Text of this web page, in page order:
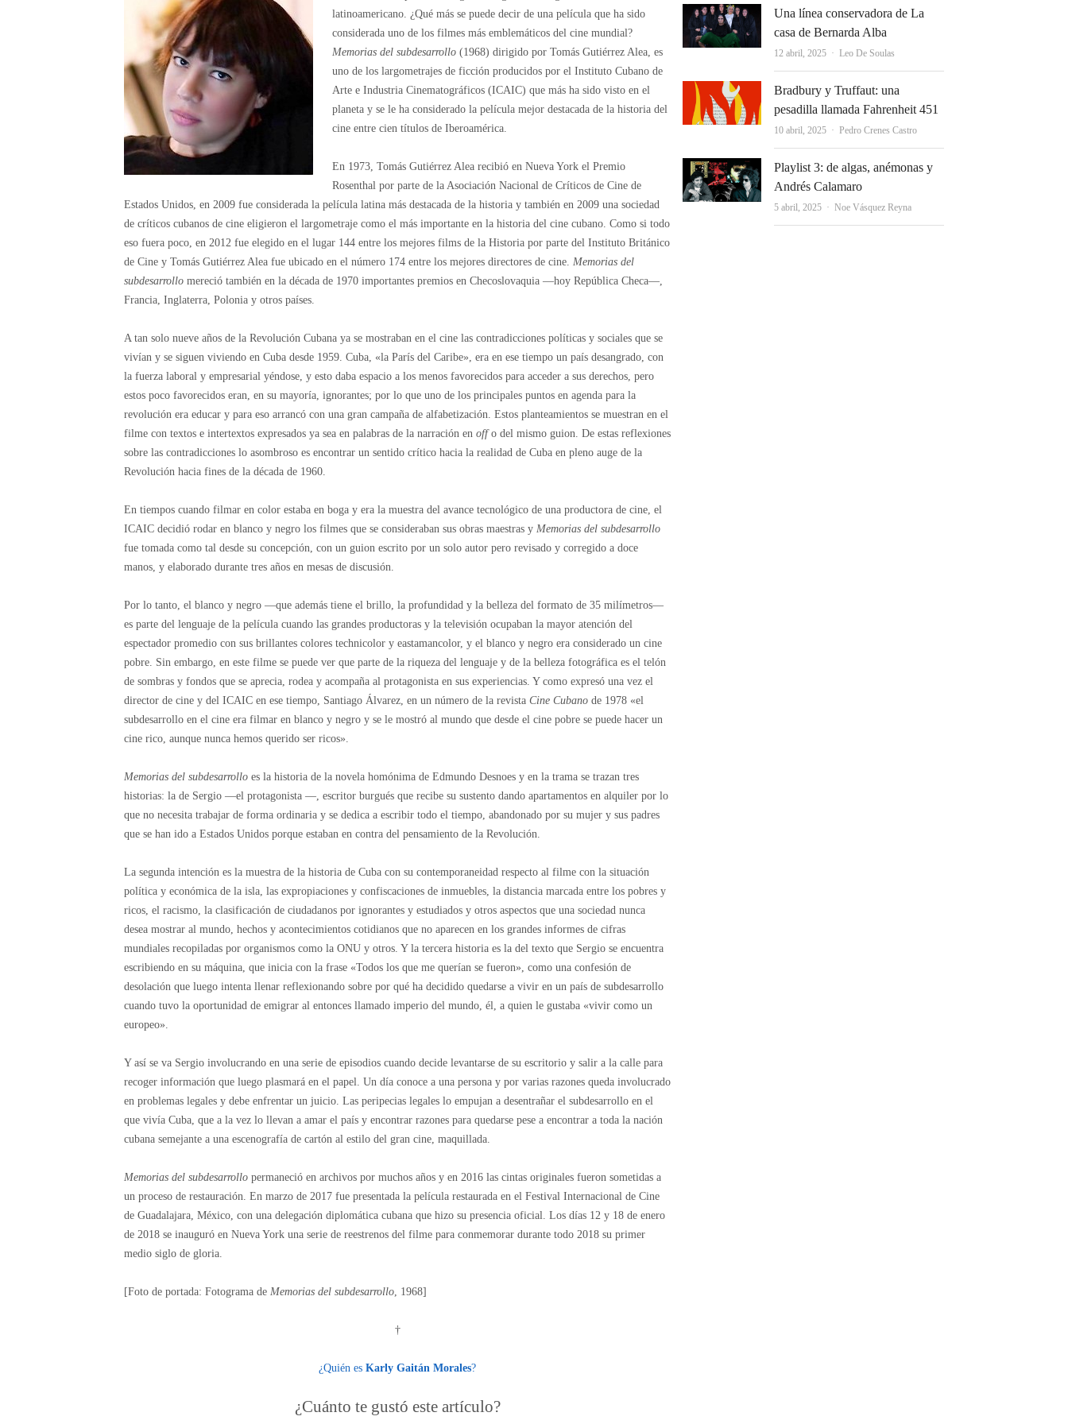
latinoamericano. ¿Qué más se puede decir de una película que ha sido
considerada uno de los filmes más emblemáticos del cine mundial?
Memorias del subdesarrollo (1968) dirigido por Tomás Gutiérrez Alea, es
uno de los largometrajes de ficción producidos por el Instituto Cubano de
Arte e Industria Cinematográficos (ICAIC) que más ha sido visto en el
planeta y se le ha considerado la película mejor destacada de la historia del
cine entre cien títulos de Iberoamérica.
En 1973, Tomás Gutiérrez Alea recibió en Nueva York el Premio
Rosenthal por parte de la Asociación Nacional de Críticos de Cine de
Estados Unidos, en 2009 fue considerada la película latina más destacada de la historia y también en 2009 una sociedad
de críticos cubanos de cine eligieron el largometraje como el más importante en la historia del cine cubano. Como si todo
eso fuera poco, en 2012 fue elegido en el lugar 144 entre los mejores films de la Historia por parte del Instituto Británico
de Cine y Tomás Gutiérrez Alea fue ubicado en el número 174 entre los mejores directores de cine. Memorias del
subdesarrollo mereció también en la década de 1970 importantes premios en Checoslovaquia —hoy República Checa—,
Francia, Inglaterra, Polonia y otros países.
A tan solo nueve años de la Revolución Cubana ya se mostraban en el cine las contradicciones políticas y sociales que se
vivían y se siguen viviendo en Cuba desde 1959. Cuba, «la París del Caribe», era en ese tiempo un país desangrado, con
la fuerza laboral y empresarial yéndose, y esto daba espacio a los menos favorecidos para acceder a sus derechos, pero
estos poco favorecidos eran, en su mayoría, ignorantes; por lo que uno de los principales puntos en agenda para la
revolución era educar y para eso arrancó con una gran campaña de alfabetización. Estos planteamientos se muestran en el
filme con textos e intertextos expresados ya sea en palabras de la narración en offo del mismo guion. De estas reflexiones
sobre las contradicciones lo asombroso es encontrar un sentido crítico hacia la realidad de Cuba en pleno auge de la
Revolución hacia fines de la década de 1960.
En tiempos cuando filmar en color estaba en boga y era la muestra del avance tecnológico de una productora de cine, el
ICAIC decidió rodar en blanco y negro los filmes que se consideraban sus obras maestras y Memorias del subdesarrollo
fue tomada como tal desde su concepción, con un guion escrito por un solo autor pero revisado y corregido a doce
manos, y elaborado durante tres años en mesas de discusión.
Por lo tanto, el blanco y negro —que además tiene el brillo, la profundidad y la belleza del formato de 35 milímetros—
es parte del lenguaje de la película cuando las grandes productoras y la televisión ocupaban la mayor atención del
espectador promedio con sus brillantes colores technicolor y eastamancolor, y el blanco y negro era considerado un cine
pobre. Sin embargo, en este filme se puede ver que parte de la riqueza del lenguaje y de la belleza fotográfica es el telón
de sombras y fondos que se aprecia, rodea y acompaña al protagonista en sus experiencias. Y como expresó una vez el
director de cine y del ICAIC en ese tiempo, Santiago Álvarez, en un número de la revista Cine Cubano de 1978 «el
subdesarrollo en el cine era filmar en blanco y negro y se le mostró al mundo que desde el cine pobre se puede hacer un
cine rico, aunque nunca hemos querido ser ricos».
Memorias del subdesarrollo es la historia de la novela homónima de Edmundo Desnoes y en la trama se trazan tres
historias: la de Sergio —el protagonista —, escritor burgués que recibe su sustento dando apartamentos en alquiler por lo
que no necesita trabajar de forma ordinaria y se dedica a escribir todo el tiempo, abandonado por su mujer y sus padres
que se han ido a Estados Unidos porque estaban en contra del pensamiento de la Revolución.
La segunda intención es la muestra de la historia de Cuba con su contemporaneidad respecto al filme con la situación
política y económica de la isla, las expropiaciones y confiscaciones de inmuebles, la distancia marcada entre los pobres y
ricos, el racismo, la clasificación de ciudadanos por ignorantes y estudiados y otros aspectos que una sociedad nunca
desea mostrar al mundo, hechos y acontecimientos cotidianos que no aparecen en los grandes informes de cifras
mundiales recopiladas por organismos como la ONU y otros. Y la tercera historia es la del texto que Sergio se encuentra
escribiendo en su máquina, que inicia con la frase «Todos los que me querían se fueron», como una confesión de
desolación que luego intenta llenar reflexionando sobre por qué ha decidido quedarse a vivir en un país de subdesarrollo
cuando tuvo la oportunidad de emigrar al entonces llamado imperio del mundo, él, a quien le gustaba «vivir como un
europeo».
Y así se va Sergio involucrando en una serie de episodios cuando decide levantarse de su escritorio y salir a la calle para
recoger información que luego plasmará en el papel. Un día conoce a una persona y por varias razones queda involucrado
en problemas legales y debe enfrentar un juicio. Las peripecias legales lo empujan a desentrañar el subdesarrollo en el
que vivía Cuba, que a la vez lo llevan a amar el país y encontrar razones para quedarse pese a encontrar a toda la nación
cubana semejante a una escenografía de cartón al estilo del gran cine, maquillada.
Memorias del subdesarrollo permaneció en archivos por muchos años y en 2016 las cintas originales fueron sometidas a
un proceso de restauración. En marzo de 2017 fue presentada la película restaurada en el Festival Internacional de Cine
de Guadalajara, México, con una delegación diplomática cubana que hizo su presencia oficial. Los días 12 y 18 de enero
de 2018 se inauguró en Nueva York una serie de reestrenos del filme para conmemorar durante todo 2018 su primer
medio siglo de gloria.
[Foto de portada: Fotograma de Memorias del subdesarrollo, 1968]
†
¿Quién esKarly Gaitán Morales?
¿Cuánto te gustó este artículo?
Una línea conservadora de La
casa de Bernarda Alba
12 abril, 2025 Autor
Leo De Soulas
Bradbury y Truffaut: una
pesadilla llamada Fahrenheit 451
10 abril, 2025 Autor
Pedro Crenes Castro
Playlist 3: de algas, anémonas y
Andrés Calamaro
5 abril, 2025 Autor
Noe Vásquez Reyna